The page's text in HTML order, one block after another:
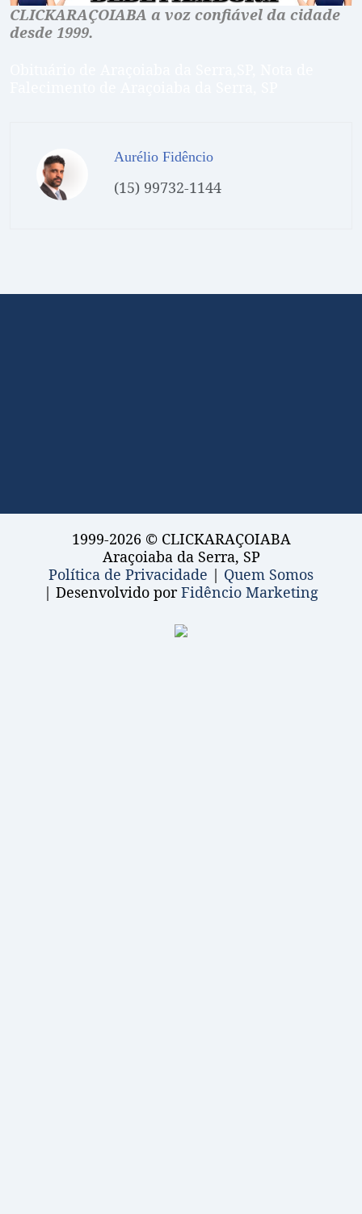
CLICKARAÇOIABA a voz confiável da cidade
desde 1999.
Aurélio Fidêncio
(15) 99732-1144
1999-2026 © CLICKARAÇOIABA
Araçoiaba da Serra, SP
Política de Privacidade | Quem Somos
| Desenvolvido porFidêncio Marketing